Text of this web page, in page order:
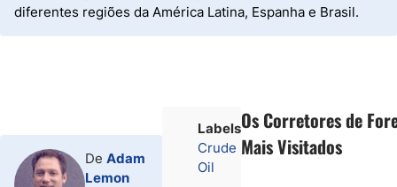
diferentes regiões da América Latina, Espanha e Brasil.
De Adam
Lemon
Labels
Crude
Oil
Os Corretores de
Mais Visitados